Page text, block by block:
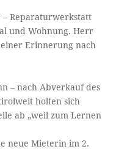
Reparaturwerkstatt
und Wohnung. Herr
Erinnerung nach
– nach Abverkauf des
holten sich
ab „weil zum Lernen
neue Mieterin im 2.